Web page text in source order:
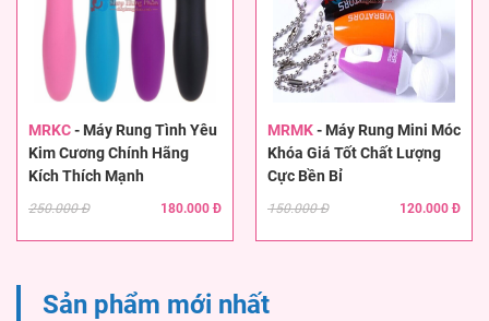
MRKC- Máy Rung Tình Yêu
Kim Cương Chính Hãng
Kích Thích Mạnh
250.000 Đ 180.000 Đ
MRMK- Máy Rung Mini Móc
Khóa Giá Tốt Chất Lượng
Cực Bền Bỉ
150.000 Đ 120.000 Đ
Sản phẩm mới nhất